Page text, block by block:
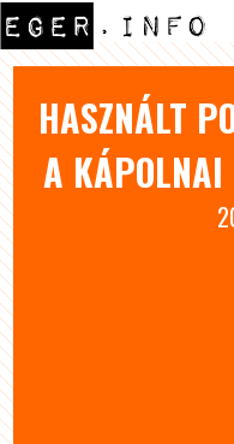
HASZNÁLT
A KÁPOLNAI